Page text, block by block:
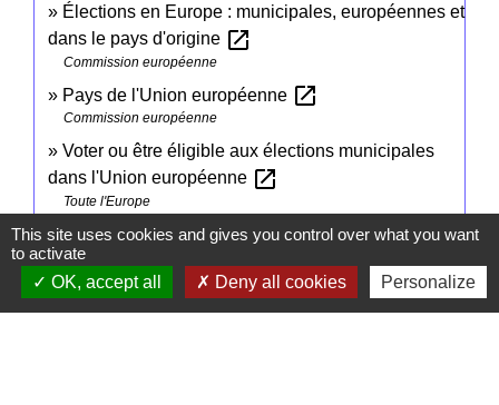
Élections en Europe : municipales, européennes et
dans le pays d'origine open_in_new
Commission européenne
Pays de l'Union européenne open_in_new
Commission européenne
Voter ou être éligible aux élections municipales
dans l'Union européenne open_in_new
Toute l'Europe
Signaler une erreur sur cette page
This site uses cookies and gives you control over what you want
to activate
OK, accept all
Deny all cookies Personalize